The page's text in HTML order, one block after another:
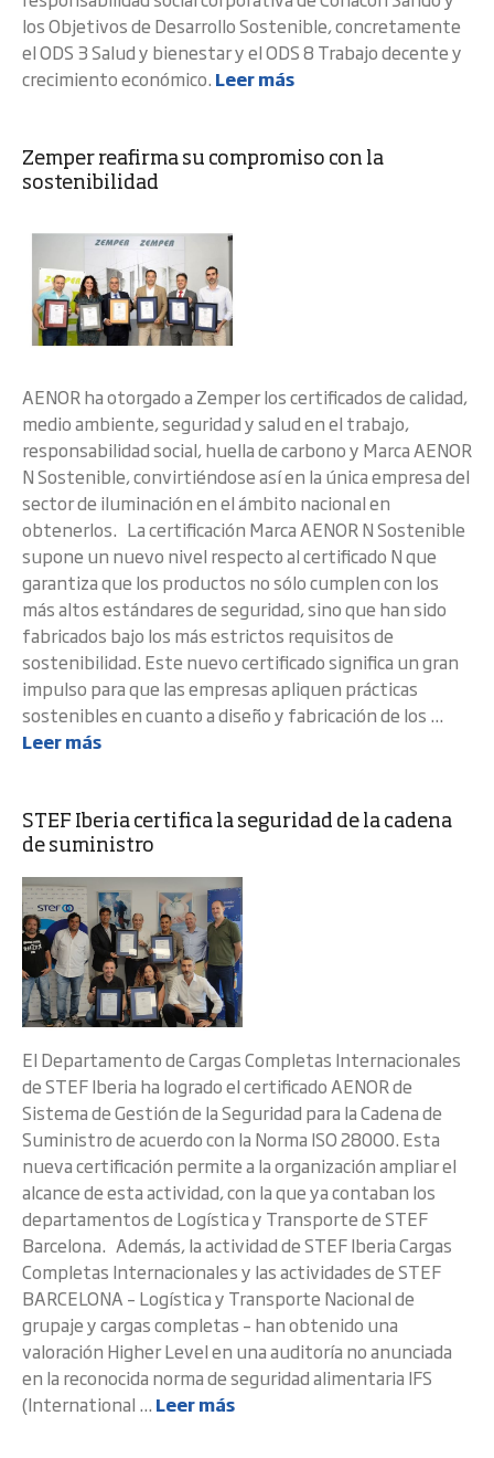
los Objetivos de Desarrollo Sostenible, concretamente
el ODS 3 Salud y bienestar y el ODS 8 Trabajo decente y
crecimiento económico. Leer más
Zemper reafirma su compromiso con la
sostenibilidad
AENOR ha otorgado a Zemper los certificados de calidad,
medio ambiente, seguridad y salud en el trabajo,
responsabilidad social, huella de carbono y Marca AENOR
N Sostenible, convirtiéndose así en la única empresa del
sector de iluminación en el ámbito nacional en
obtenerlos. La certificación Marca AENOR N Sostenible
supone un nuevo nivel respecto al certificado N que
garantiza que los productos no sólo cumplen con los
más altos estándares de seguridad, sino que han sido
fabricados bajo los más estrictos requisitos de
sostenibilidad. Este nuevo certificado significa un gran
impulso para que las empresas apliquen prácticas
sostenibles en cuanto a diseño y fabricación de los ...
Leer más
STEF Iberia certifica la seguridad de la cadena
de suministro
El Departamento de Cargas Completas Internacionales
de STEF Iberia ha logrado el certificado AENOR de
Sistema de Gestión de la Seguridad para la Cadena de
Suministro de acuerdo con la Norma ISO 28000. Esta
nueva certificación permite a la organización ampliar el
alcance de esta actividad, con la que ya contaban los
departamentos de Logística y Transporte de STEF
Barcelona. Además, la actividad de STEF Iberia Cargas
Completas Internacionales y las actividades de STEF
BARCELONA – Logística y Transporte Nacional de
grupaje y cargas completas – han obtenido una
valoración Higher Level en una auditoría no anunciada
en la reconocida norma de seguridad alimentaria IFS
(International ... Leer más